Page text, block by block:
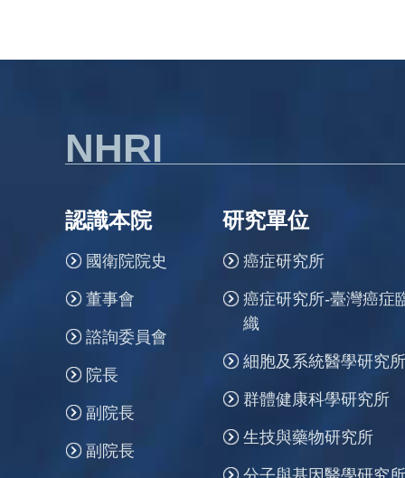
NHRI
認識本院
國衛院院史
董事會
諮詢委員會
院長
副院長
副院長
研究單位
癌症研究所
癌症研究所-臺灣癌症
織
細胞及系統醫學研究
群體健康科學研究所
生技與藥物研究所